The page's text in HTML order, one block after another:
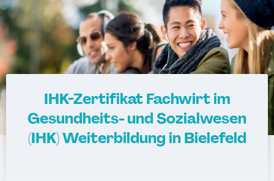
IHK-Zertifikat Fachwirt im
Gesundheits- und Sozialwesen
(IHK) Weiterbildung in Bielefeld